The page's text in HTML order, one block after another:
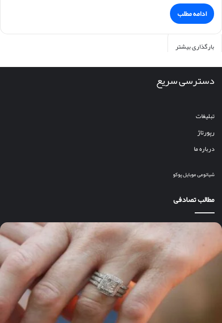
ادامه مطلب
بارگذاری بیشتر
دسترسی سریع
تبلیغات
رپورتاژ
درباره ما
شیائومیموبایلپوکو
مطالب تصادفی